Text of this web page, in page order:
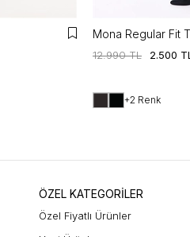
2.500 TL
12.990 TL
+2 Renk
ÖZEL KATEGORİLER
Özel Fiyatlı Ürünler